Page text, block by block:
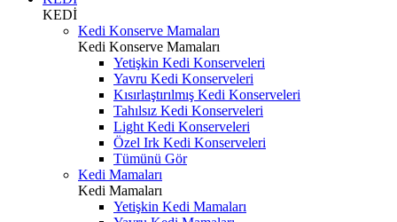
KEDİ
Kedi Konserve Mamaları
Kedi Konserve Mamaları
Yetişkin Kedi Konserveleri
Yavru Kedi Konserveleri
Kısırlaştırılmış Kedi Konserveleri
Tahılsız Kedi Konserveleri
Light Kedi Konserveleri
Özel Irk Kedi Konserveleri
Tümünü Gör
Kedi Mamaları
Kedi Mamaları
Yetişkin Kedi Mamaları